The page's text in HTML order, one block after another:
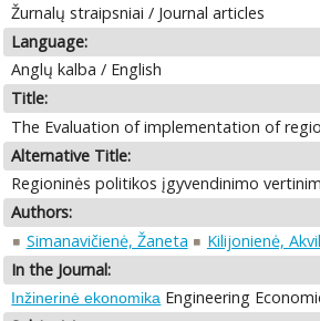
Žurnalų straipsniai / Journal articles
Language:
Anglų kalba / English
Title:
The Evaluation of implementation of
Alternative Title:
Regioninės politikos įgyvendinimo
Authors:
Simanavičienė, Žaneta
Kilijonienė,
In the Journal:
Inžinerinė ekonomika Engineering